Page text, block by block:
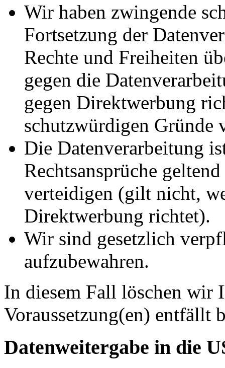
Wir haben zwingende
Fortsetzung der
Rechte und Freiheiten
gegen die
gegen Direktwerbung
schutzwürdigen Gründe
Die Datenverarbeitung
Rechtsansprüche
verteidigen (gilt nicht,
Direktwerbung richtet).
Wir sind gesetzlich
aufzubewahren.
In diesem Fall löschen wir
Voraussetzung(en) entfällt
Datenweitergabe in die